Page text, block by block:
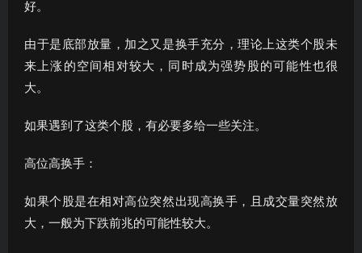
好。
由于是底部放量，加之又是换手充分，理论上这类个股未
来上涨的空间相对较大，同时成为强势股的可能性也很
大。
如果遇到了这类个股，有必要多给一些关注。
高位高换手：
如果个股是在相对高位突然出现高换手，且成交量突然放
大，一般为下跌前兆的可能性较大。